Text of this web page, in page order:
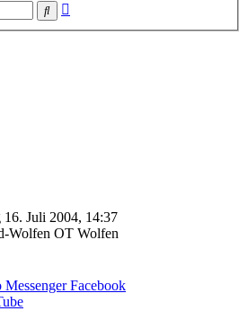
Suche
16. Juli 2004, 14:37
Wolfen OT Wolfen
Messenger Facebook